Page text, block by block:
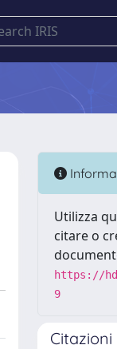
Utilizza
citare o
https://
9
Citazioni